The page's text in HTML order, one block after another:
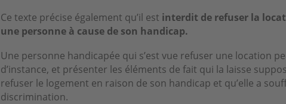
Ce texte précise également qu’il est interdit de refuser la
une personne à cause de son handicap.
Une personne handicapée qui s’est vue refuser une location
d’instance, et présenter les éléments de fait qui la laisse
refuser le logement en raison de son handicap et qu’elle a
discrimination.